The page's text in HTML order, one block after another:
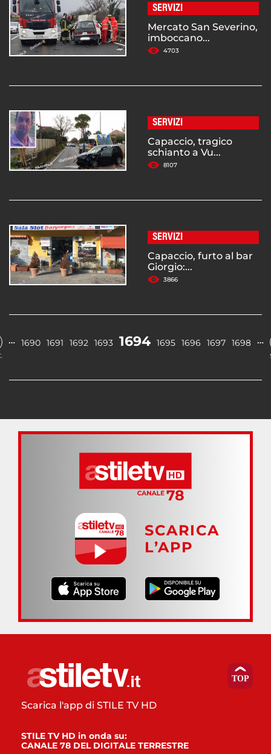
SERVIZI
Mercato San Severino,
imboccano...
4703
SERVIZI
Capaccio, tragico
schianto a Vu...
8107
SERVIZI
Capaccio, furto al bar
Giorgio:...
3866
… 1690 1691 1692 1693 1694 1695 1696 1697 1698 …
SCARICA
L’APP
Scarica l'app di STILE TV HD
STILE TV HD in onda su:
CANALE 78 DEL DIGITALE TERRESTRE